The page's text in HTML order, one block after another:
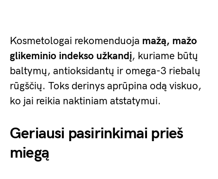
Kosmetologai rekomenduoja mažą, mažo
glikeminio indekso užkandį, kuriame būtų
baltymų, antioksidantų ir omega-3 riebalų
rūgščių. Toks derinys aprūpina odą viskuo,
ko jai reikia naktiniam atstatymui.
Geriausi pasirinkimai prieš
miegą